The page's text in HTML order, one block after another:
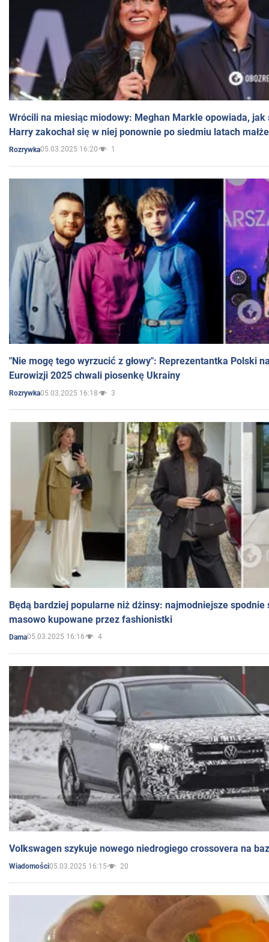
Wrócili na miesiąc miodowy: Meghan Markle opowiada, jak
Harry zakochał się w niej ponownie po siedmiu latach
Rozrywka05.03.2025 16:20 1
"Nie mogę tego wyrzucić z głowy": Reprezentantka Polski
Eurowizji 2025 chwali piosenkę Ukrainy
Rozrywka05.03.2025 16:18 3
Będą bardziej popularne niż dżinsy: najmodniejsze spodnie
masowo kupowane przez fashionistki
Dama05.03.2025 16:16 4
Volkswagen szykuje nowego niedrogiego crossovera na
Wiadomości05.03.2025 16:15 20